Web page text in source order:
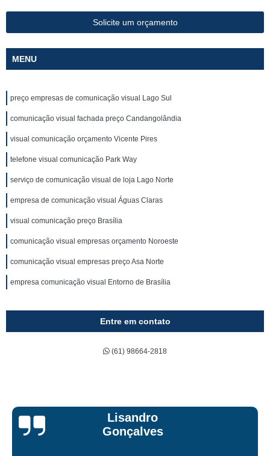
Solicite um orçamento
MENU
preço empresas de comunicação visual Lago Sul
comunicação visual fachada preço Candangolândia
visual comunicação orçamento Vicente Pires
telefone visual comunicação Park Way
serviço de comunicação visual de loja Lago Norte
empresa de comunicação visual Águas Claras
visual comunicação preço Brasília
comunicação visual empresas orçamento Noroeste
comunicação visual empresas preço Asa Norte
empresa comunicação visual Entorno de Brasília
Entre em contato
(61) 98664-2818
Bruna Eduarda